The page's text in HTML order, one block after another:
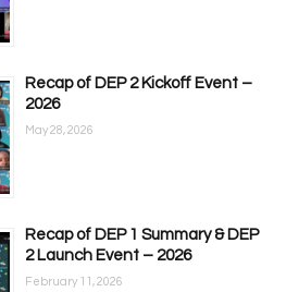
Recap of DEP 2 Kickoff Event –
2026
May 28, 2026
Recap of DEP 1 Summary & DEP
2 Launch Event – 2026
February 11, 2026